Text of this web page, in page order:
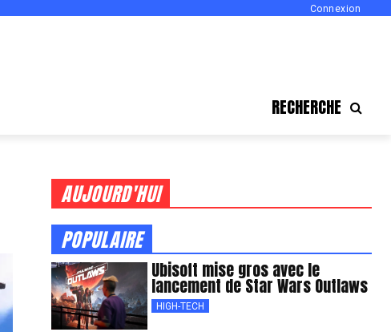
Connexion
RECHERCHE
AUJOURD'HUI
POPULAIRE
Ubisoft mise gros avec le
lancement de Star Wars Outlaws
HIGH-TECH